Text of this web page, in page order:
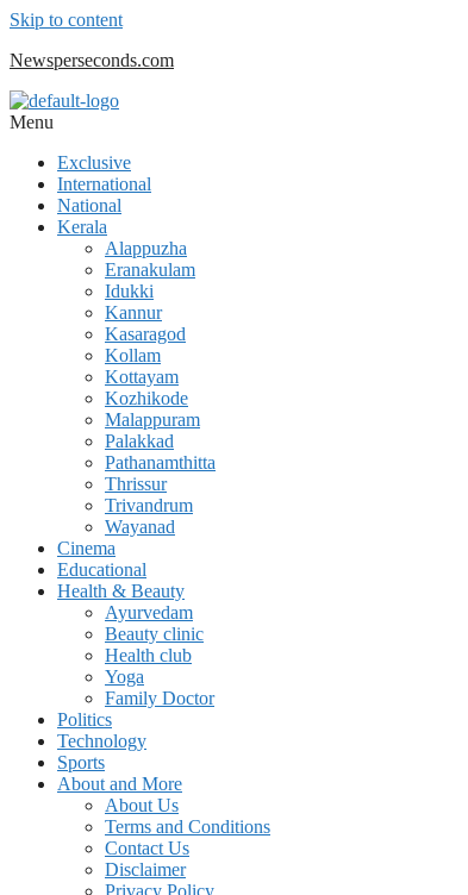
Skip to content
Newsperseconds.com
Menu
Exclusive
International
National
Kerala
Alappuzha
Eranakulam
Idukki
Kannur
Kasaragod
Kollam
Kottayam
Kozhikode
Malappuram
Palakkad
Pathanamthitta
Thrissur
Trivandrum
Wayanad
Cinema
Educational
Health & Beauty
Ayurvedam
Beauty clinic
Health club
Yoga
Family Doctor
Politics
Technology
Sports
About and More
About Us
Terms and Conditions
Contact Us
Disclaimer
Privacy Policy